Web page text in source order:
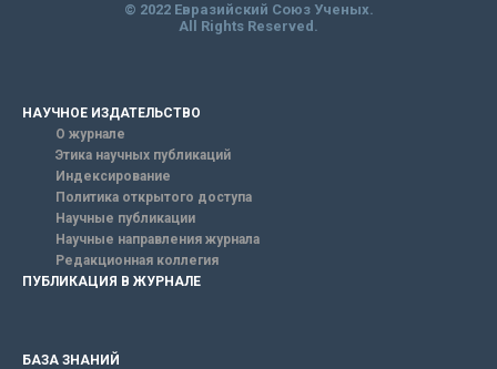
© 2022 Евразийский Союз Ученых.
All Rights Reserved.
НАУЧНОЕ ИЗДАТЕЛЬСТВО
О журнале
Этика научных публикаций
Индексирование
Политика открытого доступа
Научные публикации
Научные направления журнала
Редакционная коллегия
ПУБЛИКАЦИЯ В ЖУРНАЛЕ
БАЗА ЗНАНИЙ